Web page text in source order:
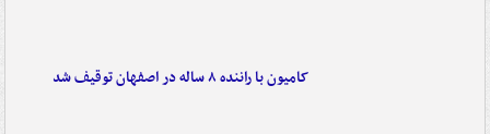
کامیون با راننده ۸ ساله در اصفهان توقیف شد